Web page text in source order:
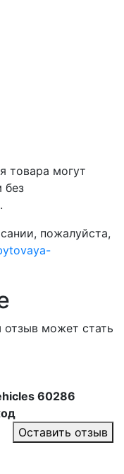
товара могут
без
пожалуйста,
отзыв может стать
60286
Оставить отзыв